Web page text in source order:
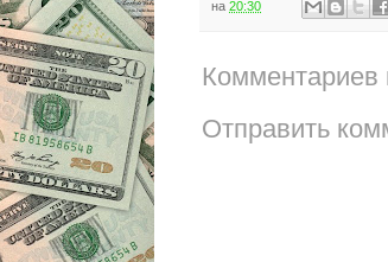
на 20:30
Комментариев
Отправить